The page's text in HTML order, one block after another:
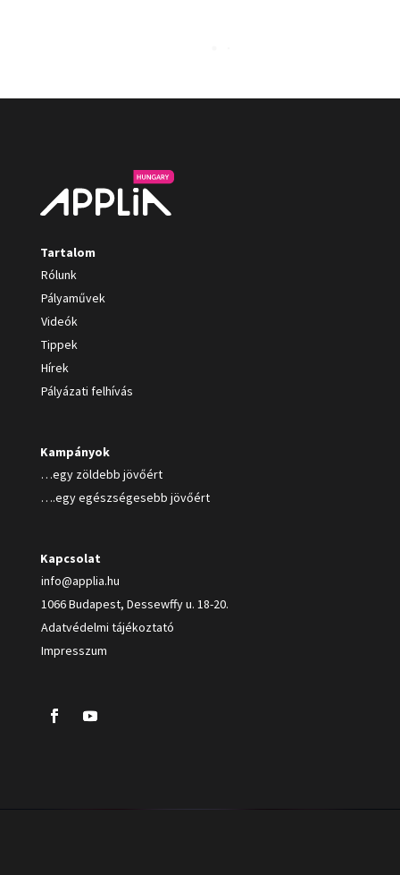
Tartalom
Rólunk
Pályaművek
Videók
Tippek
Hírek
Pályázati felhívás
Kampányok
…egy zöldebb jövőért
….egy egészségesebb jövőért
Kapcsolat
info@applia.hu
1066 Budapest, Dessewffy u. 18-20.
Adatvédelmi tájékoztató
Impresszum